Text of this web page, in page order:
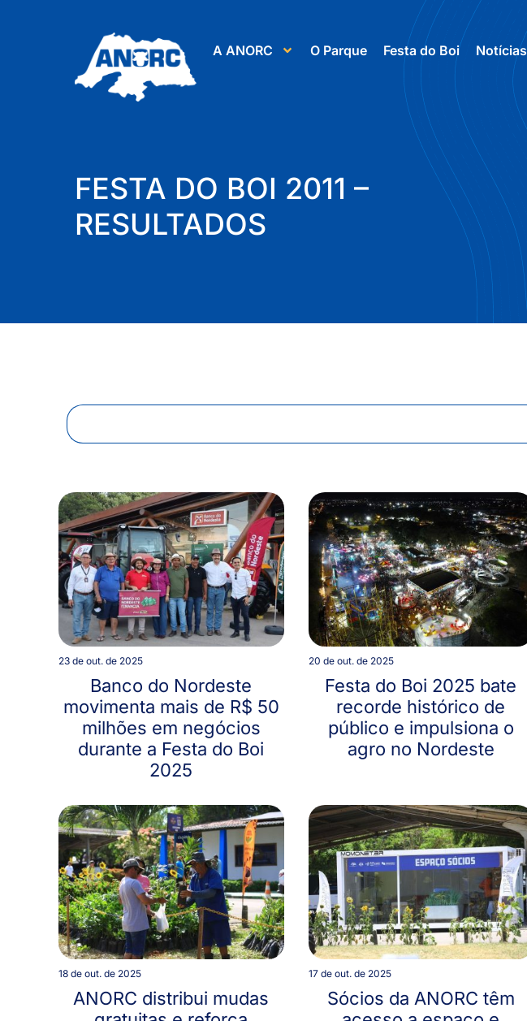
A ANORC O Parque Festa do Boi Notícias
FESTA DO BOI 2011 –
RESULTADOS
23 de out. de 2025
Banco do Nordeste
movimenta mais de R$ 50
milhões em negócios
durante a Festa do Boi
2025
20 de out. de 2025
Festa do Boi 2025 bate
recorde histórico de
público e impulsiona o
agro no Nordeste
18 de out. de 2025
ANORC distribui mudas
17 de out. de 2025
Sócios da ANORC têm